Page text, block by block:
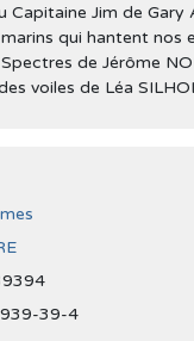
Capitaine Jim de Gary
qui hantent nos
de Jérôme
voiles de Léa
39-4